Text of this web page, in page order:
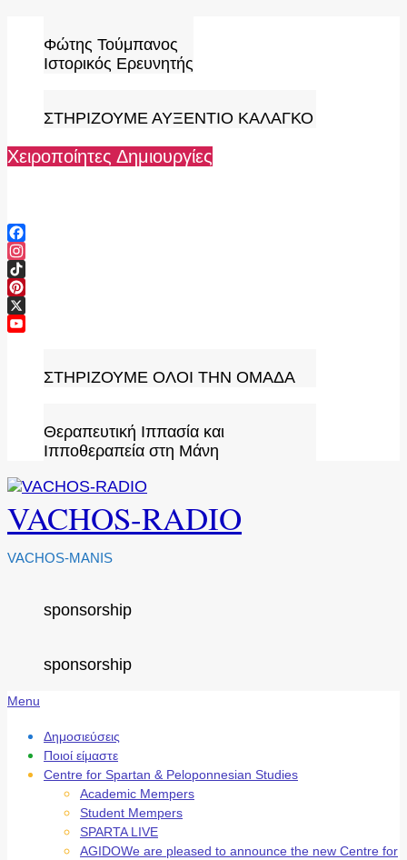
content
Φώτης Τούμπανος
Ιστορικός Ερευνητής
ΣΤΗΡΙΖΟΥΜΕ ΑΥΞΕΝΤΙΟ ΚΑΛΑΓΚΟ
Χειροποίητες Δημιουργίες
Facebook
Instagram
TikTok
Pinterest
X
ΣΤΗΡΙΖΟΥΜΕ ΟΛΟΙ ΤΗΝ ΟΜΑΔΑ
Θεραπευτική Ιππασία και
Ιπποθεραπεία στη Μάνη
VACHOS-RADIO
VACHOS-MANIS
sponsorship
sponsorship
Secondary
Menu
Menu
Δημοσιεύσεις
Ποιοί είμαστε
Centre for Spartan & Peloponnesian Studies
Academic Mempers
Student Mempers
SPARTA LIVE
AGIDOWe are pleased to announce the new Centre for